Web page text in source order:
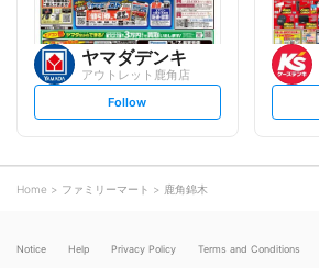
ヤマダデンキ
アウトレット鹿角店
s
l
o
Follow
Home ファミリーマート 鹿角錦木
Notice Help Privacy Policy Terms and Conditions